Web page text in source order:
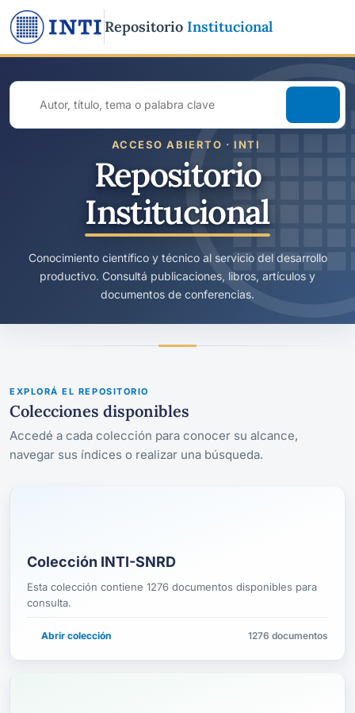
Repositorio Institucional
Buscar
todo
ACCESO ABIERTO · INTI
Repositorio
Institucional
Conocimiento científico y técnico al servicio del desarrollo
productivo. Consultá publicaciones, libros, artículos y
documentos de conferencias.
EXPLORÁ EL REPOSITORIO
Colecciones disponibles
Accedé a cada colección para conocer su alcance,
navegar sus índices o realizar una búsqueda.
Colección INTI-SNRD
Esta colección contiene 1276 documentos disponibles para
consulta.
Abrir colección 1276 documentos